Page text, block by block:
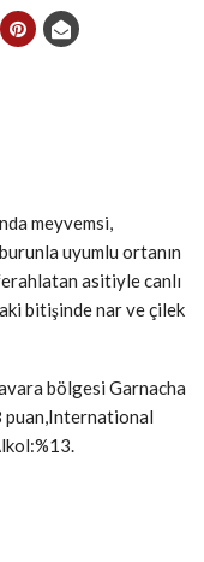
meyvemsi,
uyumlu ortanın
asitiyle canlı
bitişinde nar ve çilek
bölgesi Garnacha
puan,International